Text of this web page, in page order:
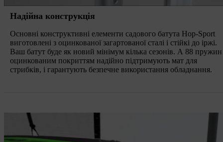
Надійна конструкція
Основні конструктивні елементи садового батута Hop-Sport
виготовлені з оцинкованої загартованої сталі і стійкі до іржі.
Ваш батут буде як новий мінімум кілька сезонів. А 88 пружин
оцинкованим покриттям надійно підтримують мат для
стрибків, і гарантують безпечне використання обладнання.